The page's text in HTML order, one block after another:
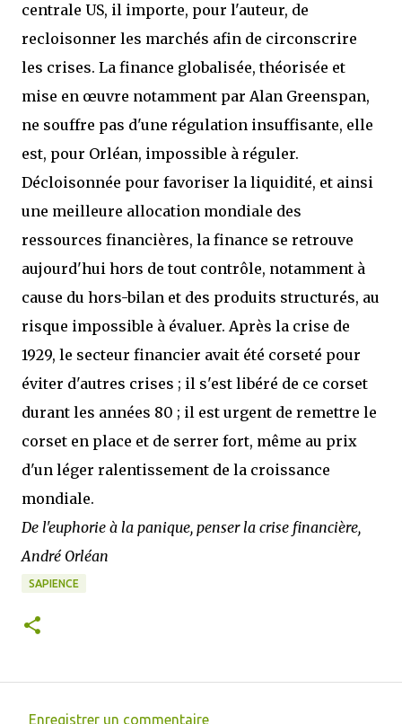
centrale US, il importe, pour l'auteur, de
recloisonner les marchés afin de circonscrire
les crises. La finance globalisée, théorisée et
mise en œuvre notamment par Alan Greenspan,
ne souffre pas d'une régulation insuffisante, elle
est, pour Orléan, impossible à réguler.
Décloisonnée pour favoriser la liquidité, et ainsi
une meilleure allocation mondiale des
ressources financières, la finance se retrouve
aujourd'hui hors de tout contrôle, notamment à
cause du hors-bilan et des produits structurés, au
risque impossible à évaluer. Après la crise de
1929, le secteur financier avait été corseté pour
éviter d'autres crises ; il s'est libéré de ce corset
durant les années 80 ; il est urgent de remettre le
corset en place et de serrer fort, même au prix
d'un léger ralentissement de la croissance
mondiale.
De l'euphorie à la panique, penser la crise financière,
André Orléan
SAPIENCE
Enregistrer un commentaire